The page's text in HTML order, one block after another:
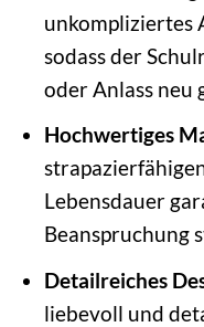
unkompliziertes
sodass der
oder Anlass neu
Hochwertiges
Lebensdauer
Beanspruchung
Detailreiches
liebevoll und